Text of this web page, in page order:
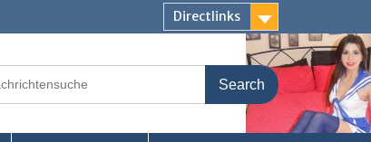
Directlinks